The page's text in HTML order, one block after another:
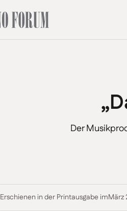
Der
Erschienen in der Printausgabe imMärz